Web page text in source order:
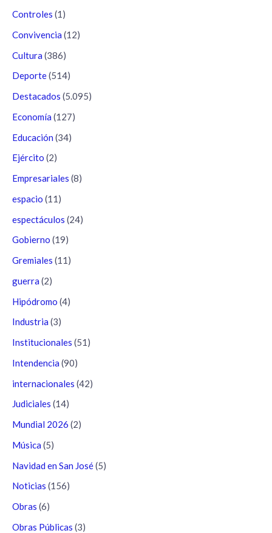
Controles (1)
Convivencia (12)
Cultura (386)
Deporte(514)
Destacados (5.095)
Economía (127)
Educación (34)
Ejército (2)
Empresariales (8)
espacio (11)
espectáculos (24)
Gobierno (19)
Gremiales (11)
guerra (2)
Hipódromo (4)
Industria (3)
Institucionales (51)
Intendencia (90)
internacionales (42)
Judiciales (14)
Mundial 2026 (2)
Música (5)
Navidad en San José(5)
Noticias (156)
Obras (6)
Obras Públicas (3)